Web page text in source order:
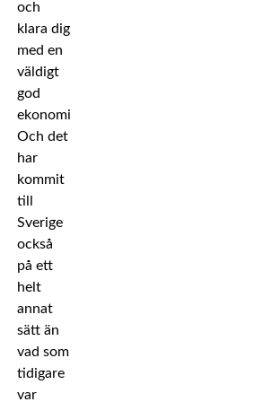
och
klara dig
med en
väldigt
god
ekonomi.
Och det
har
kommit
till
Sverige
också
på ett
helt
annat
sätt än
vad som
tidigare
var